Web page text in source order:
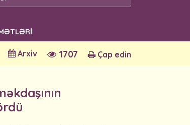
Çap edin
1707
Arxiv